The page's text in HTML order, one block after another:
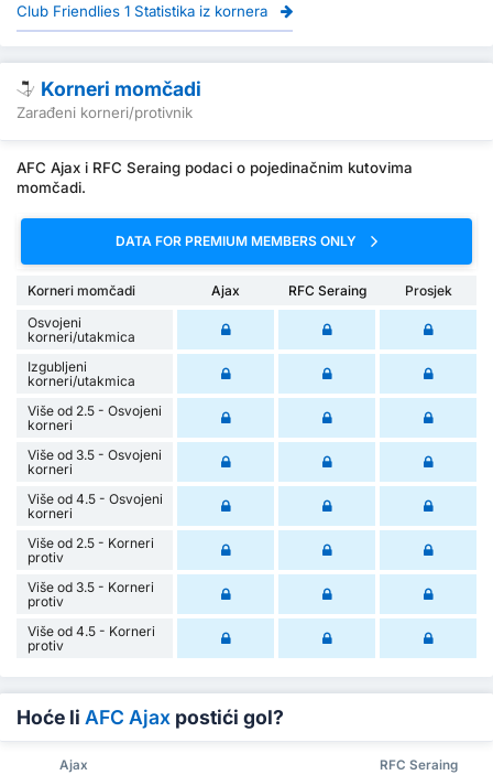
Club Friendlies 1 Statistika iz kornera
Korneri momčadi
Zarađeni korneri/protivnik
AFC Ajax i RFC Seraing podaci o pojedinačnim kutovima
momčadi.
DATA FOR PREMIUM MEMBERS ONLY
Korneri momčadi Ajax RFC Seraing
Prosjek
Osvojeni
korneri/utakmica
Izgubljeni
korneri/utakmica
Više od 2.5 - Osvojeni
korneri
Više od 3.5 - Osvojeni
korneri
Više od 4.5 - Osvojeni
korneri
Više od 2.5 - Korneri
protiv
Više od 3.5 - Korneri
protiv
Više od 4.5 - Korneri
protiv
Hoće li AFC Ajax postići gol?
Ajax RFC Seraing